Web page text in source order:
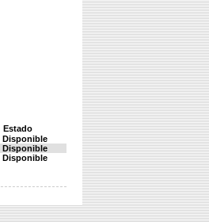
Estado
Disponible
Disponible
Disponible